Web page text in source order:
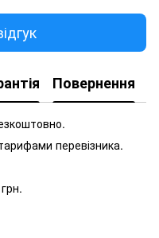
Повернення
перевізника.